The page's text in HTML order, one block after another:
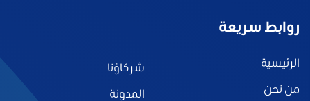
روابط سريعة
الرئيسية
من نحن
شركاؤنا
المدونة